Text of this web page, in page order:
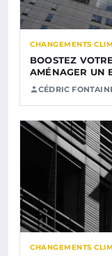
CHANGEMENTS
BOOSTEZ
AMÉNAGER UN
CÉDRIC
CHANGEMENTS